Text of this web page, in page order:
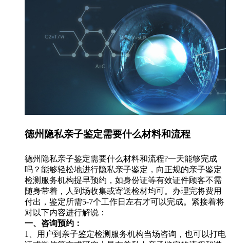
德州隐私亲子鉴定需要什么材料和流程
德州隐私亲子鉴定需要什么材料和流程?一天能够完成
吗？能够轻松地进行隐私亲子鉴定，向正规的亲子鉴定
检测服务机构提早预约，如身份证等有效证件顾客不需
随身带着，人到场收集或寄送检材均可。办理完将费用
付出，鉴定所需5-7个工作日左右才可以完成。紧接着将
对以下内容进行解说：
一、咨询预约：
1、用户到亲子鉴定检测服务机构当场咨询，也可以打电